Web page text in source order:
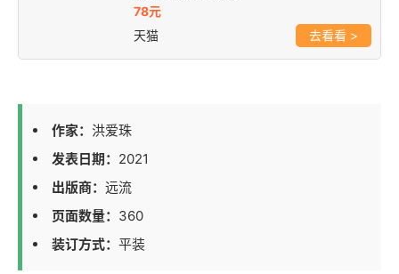
78元
天猫
>
作家： 洪爱珠
发表日期： 2021
出版商： 远流
页面数量： 360
装订方式： 平装